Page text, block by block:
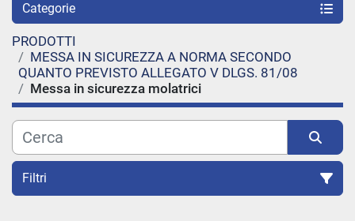
Categorie
PRODOTTI
MESSA IN SICUREZZA A NORMA SECONDO
QUANTO PREVISTO ALLEGATO V DLGS. 81/08
Messa in sicurezza molatrici
Filtri